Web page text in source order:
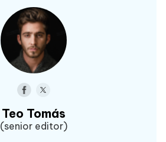
Teo Tomás
(senior editor)